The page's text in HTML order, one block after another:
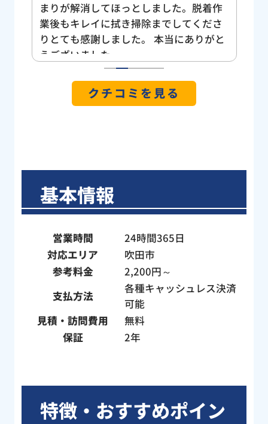
まりが解消してほっとしました。脱着作
業後もキレイに拭き掃除までしてくださ
りとても感謝しました。 本当にありがと
うございました。
クチコミを見る
基本情報
営業時間
24時間365日
対応エリア
吹田市
参考料金
2,200円～
支払方法
各種キャッシュレス決済
可能
見積・訪問費用
無料
保証
2年
特徴・おすすめポイン